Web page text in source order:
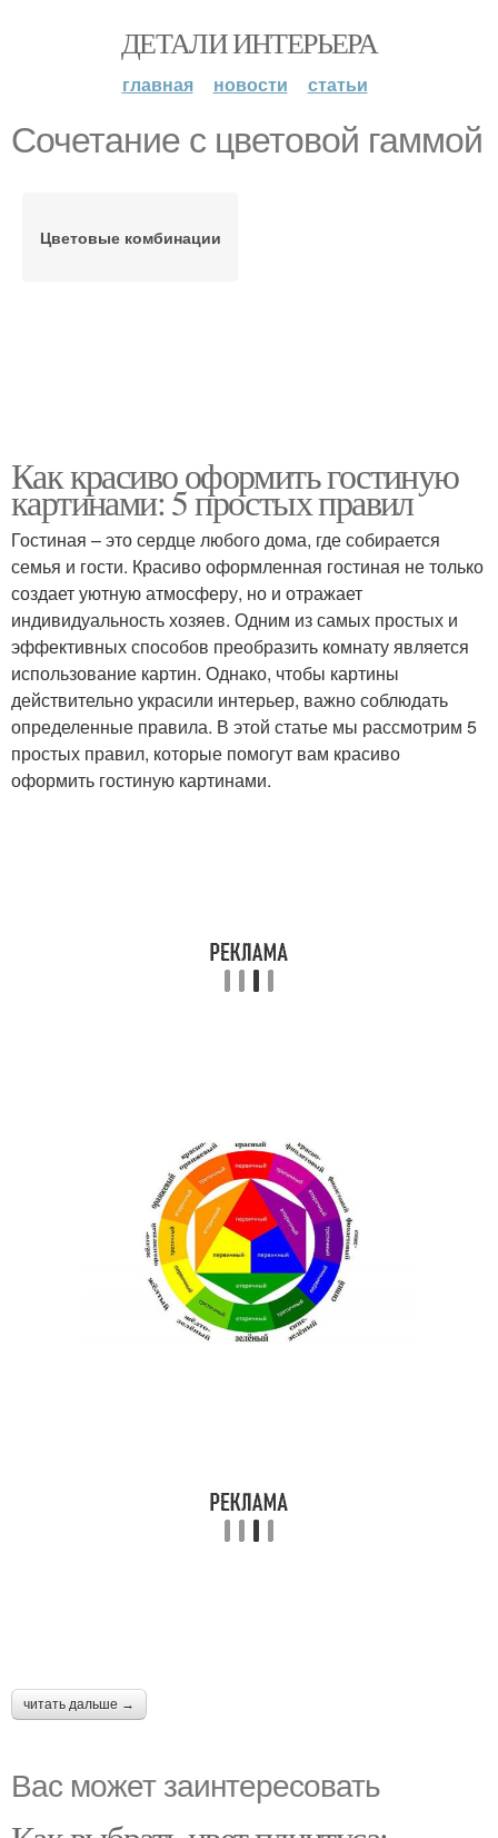
ДЕТАЛИ ИНТЕРЬЕРА
главная новости статьи
Сочетание с цветовой гаммой
Цветовые комбинации
Как красиво оформить гостиную
картинами: 5 простых правил
Гостиная – это сердце любого дома, где собирается
семья и гости. Красиво оформленная гостиная не только
создает уютную атмосферу, но и отражает
индивидуальность хозяев. Одним из самых простых и
эффективных способов преобразить комнату является
использование картин. Однако, чтобы картины
действительно украсили интерьер, важно соблюдать
определенные правила. В этой статье мы рассмотрим 5
простых правил, которые помогут вам красиво
оформить гостиную картинами.
читать дальше →
Вас может заинтересовать